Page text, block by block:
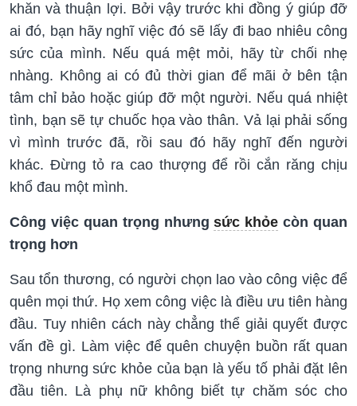
khăn và thuận lợi. Bởi vậy trước khi đồng ý giúp đỡ
ai đó, bạn hãy nghĩ việc đó sẽ lấy đi bao nhiêu công
sức của mình. Nếu quá mệt mỏi, hãy từ chối nhẹ
nhàng. Không ai có đủ thời gian để mãi ở bên tận
tâm chỉ bảo hoặc giúp đỡ một người. Nếu quá nhiệt
tình, bạn sẽ tự chuốc họa vào thân. Vả lại phải sống
vì mình trước đã, rồi sau đó hãy nghĩ đến người
khác. Đừng tỏ ra cao thượng để rồi cắn răng chịu
khổ đau một mình.
Công việc quan trọng nhưngsức khỏe còn quan
trọng hơn
Sau tổn thương, có người chọn lao vào công việc để
quên mọi thứ. Họ xem công việc là điều ưu tiên hàng
đầu. Tuy nhiên cách này chẳng thể giải quyết được
vấn đề gì. Làm việc để quên chuyện buồn rất quan
trọng nhưng sức khỏe của bạn là yếu tố phải đặt lên
đầu tiên. Là phụ nữ không biết tự chăm sóc cho